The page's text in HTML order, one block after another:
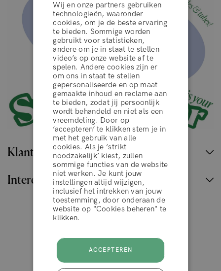
algemene voorwaarden
WEIGEREN
ACCEPTEER
Klantenservice
Interessante links
Wij en onze partners gebruiken
technologieën, waaronder
cookies, om je de beste ervaring
te bieden. Sommige worden
gebruikt voor statistieken,
andere om je in staat te stellen
video’s op onze website af te
spelen. Andere cookies zijn er
om ons in staat te stellen
gepersonaliseerde en op maat
gemaakte inhoud en reclame aan
te bieden, zodat jij persoonlijk
wordt behandeld en niet als een
vreemdeling. Door op
‘accepteren’ te klikken stem je in
met het gebruik van alle
cookies. Als je ‘strikt
noodzakelijk’ kiest, zullen
sommige functies van de website
niet werken. Je kunt jouw
instellingen altijd wijzigen,
inclusief het intrekken van jouw
toestemming, door onderaan de
website op "Cookies beheren" te
klikken.
ACCEPTEREN